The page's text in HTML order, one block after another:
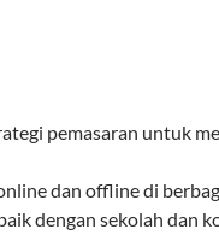
pemasaran untuk
dan offline di
dengan sekolah dan